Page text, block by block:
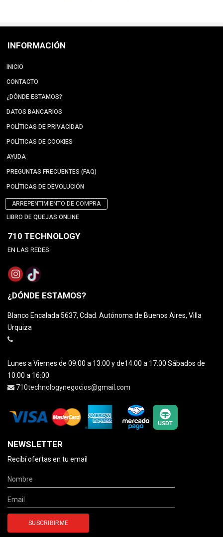
INFORMACIÓN
INICIO
CONTACTO
¿DÓNDE ESTAMOS?
DATOS BANCARIOS
POLÍTICAS DE PRIVACIDAD
POLÍTICAS DE COOKIES
AYUDA
PREGUNTAS FRECUENTES (FAQ)
POLÍTICAS DE DEVOLUCIÓN
ARREPENTIMIENTO DE COMPRA
LIBRO DE QUEJAS ONLINE
710 TECHNOLOGY
EN LAS REDES
¿DÓNDE ESTAMOS?
Blanco Encalada 5637, Cdad. Autónoma de Buenos Aires, Villa
Urquiza
Lunes a Viernes de 09:00 a 13:00 y de14:00 a 17:00 Sábados de
10:00 a 16:00
710technologynegocios@gmail.com
NEWSLETTER
Recibí ofertas en tu email